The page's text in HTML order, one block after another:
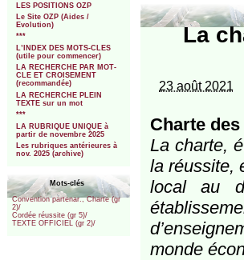
LES POSITIONS OZP
Le Site OZP (Aides /
Evolution)
***
L’INDEX DES MOTS-CLES
(utile pour commencer)
LA RECHERCHE PAR MOT-
CLE ET CROISEMENT
(recommandée)
LA RECHERCHE PLEIN
TEXTE sur un mot
***
LA RUBRIQUE UNIQUE à
partir de novembre 2025
Les rubriques antérieures à
nov. 2025 (archive)
Mots-clés
Convention partenar., Charte (gr
2)/
Cordée réussite (gr 5)/
TEXTE OFFICIEL (gr 2)/
La
23 août 2021
Charte
La charte,
la réussite,
local au
monde